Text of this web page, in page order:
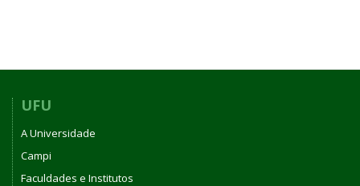
UFU
A Universidade
Campi
Faculdades e Institutos